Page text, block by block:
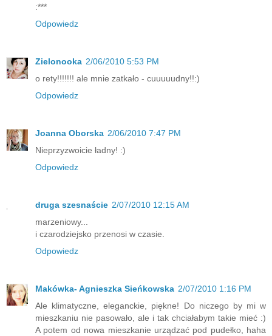
:***
Odpowiedz
Zielonooka 2/06/2010 5:53 PM
o rety!!!!!!! ale mnie zatkało - cuuuuudny!!:)
Odpowiedz
Joanna Oborska 2/06/2010 7:47 PM
Nieprzyzwoicie ładny! :)
Odpowiedz
druga szesnaście 2/07/2010 12:15 AM
marzeniowy...
i czarodziejsko przenosi w czasie.
Odpowiedz
Makówka- Agnieszka Sieńkowska 2/07/2010 1:16 PM
Ale klimatyczne, eleganckie, piękne! Do niczego by mi w
mieszkaniu nie pasowało, ale i tak chciałabym takie mieć :)
A potem od nowa mieszkanie urządzać pod pudełko, haha